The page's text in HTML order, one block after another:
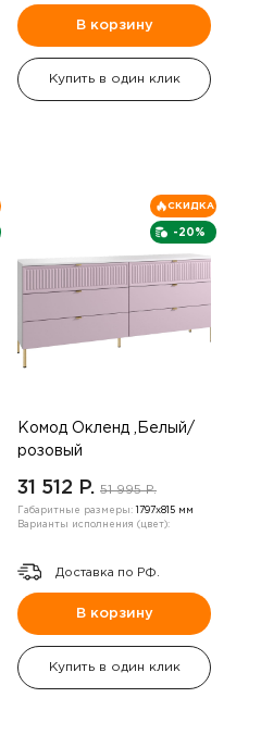
В корзину
Купить в один клик
-20%
СКИДКА
Комод Окленд ,Белый/
розовый
31 512 P. 51 995 P.
Габаритные размеры:
1797х815 мм
Варианты исполнения (цвет):
Доставка по РФ.
В корзину
Купить в один клик